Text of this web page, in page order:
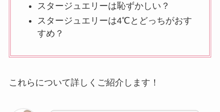
スタージュエリーは恥ずかしい？
スタージュエリーは4℃とどっちがおす
すめ？
これらについて詳しくご紹介します！